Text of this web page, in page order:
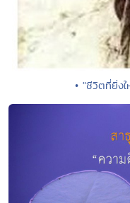
• "ชีวิตที่ยิ่ง